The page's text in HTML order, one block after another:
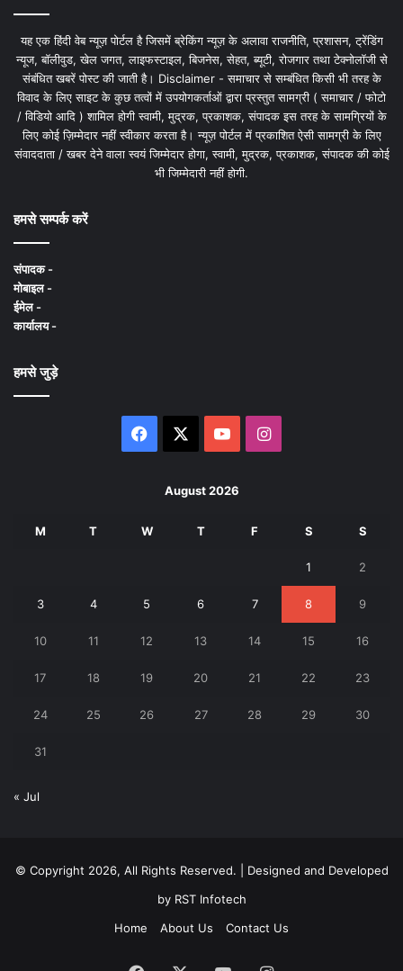
यह एक हिंदी वेब न्यूज़ पोर्टल है जिसमें ब्रेकिंग न्यूज़ के अलावा राजनीति, प्रशासन, ट्रेंडिंग
न्यूज, बॉलीवुड, खेल जगत, लाइफस्टाइल, बिजनेस, सेहत, ब्यूटी, रोजगार तथा टेक्नोलॉजी से
संबंधित खबरें पोस्ट की जाती है। Disclaimer - समाचार से सम्बंधित किसी भी तरह के
विवाद के लिए साइट के कुछ तत्वों में उपयोगकर्ताओं द्वारा प्रस्तुत सामग्री ( समाचार / फोटो
/ विडियो आदि ) शामिल होगी स्वामी, मुद्रक, प्रकाशक, संपादक इस तरह के सामग्रियों के
लिए कोई ज़िम्मेदार नहीं स्वीकार करता है। न्यूज़ पोर्टल में प्रकाशित ऐसी सामग्री के लिए
संवाददाता / खबर देने वाला स्वयं जिम्मेदार होगा, स्वामी, मुद्रक, प्रकाशक, संपादक की कोई
भी जिम्मेदारी नहीं होगी.
हमसे सम्पर्क करें
संपादक -
मोबाइल -
ईमेल -
कार्यालय -
हमसे जुड़े
Facebook YouTubeInstagram
August 2026
M T W T F S S
1 2
3 4 5 6 7 8 9
10 11 12 13 14 15 16
17 18 19 20 21 22 23
24 25 26 27 28 29 30
31
« Jul
© Copyright 2026, All Rights Reserved. | Designed and Developed
byRST Infotech
Home
About Us Contact Us